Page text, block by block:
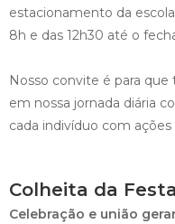
estacionamento da
8h e das 12h30 até o
Nosso convite é para
em nossa jornada diária
cada indivíduo com
Colheita da
Celebração e união